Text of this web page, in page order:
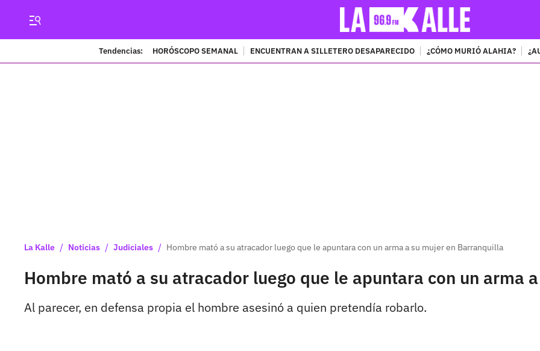
Tendencias: HORÓSCOPO SEMANAL ENCUENTRAN A SILLETERO DESAPARECIDO ¿CÓMO MURIÓ ALAHIA?
La Kalle / Noticias / Judiciales / Hombre mató a su atracador luego que le apuntara con un arma a su mujer en Barranquilla
Hombre mató a su atracador luego que le apuntara con un arma
Al parecer, en defensa propia el hombre asesinó a quien pretendía robarlo.